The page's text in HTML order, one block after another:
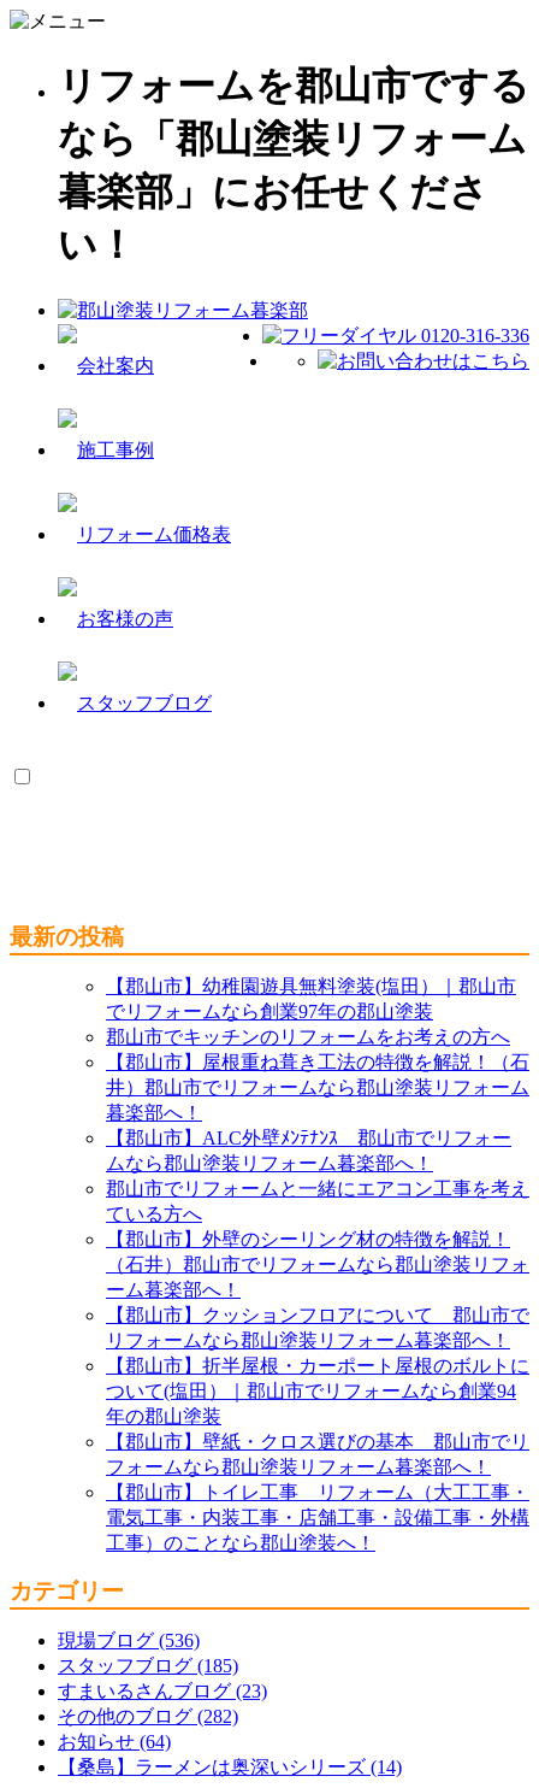
リフォームを郡山市でする
なら「郡山塗装リフォーム
暮楽部」にお任せくださ
い！
最新の投稿
【郡山市】幼稚園遊具無料塗装(塩田）｜郡山市
でリフォームなら創業97年の郡山塗装
郡山市でキッチンのリフォームをお考えの方へ
【郡山市】屋根重ね葺き工法の特徴を解説！（石
井）郡山市でリフォームなら郡山塗装リフォーム
暮楽部へ！
【郡山市】ALC外壁ﾒﾝﾃﾅﾝｽ 郡山市でリフォー
ムなら郡山塗装リフォーム暮楽部へ！
郡山市でリフォームと一緒にエアコン工事を考え
ている方へ
【郡山市】外壁のシーリング材の特徴を解説！
（石井）郡山市でリフォームなら郡山塗装リフォ
ーム暮楽部へ！
【郡山市】クッションフロアについて 郡山市で
リフォームなら郡山塗装リフォーム暮楽部へ！
【郡山市】折半屋根・カーポート屋根のボルトに
ついて(塩田）｜郡山市でリフォームなら創業94
年の郡山塗装
【郡山市】壁紙・クロス選びの基本 郡山市でリ
フォームなら郡山塗装リフォーム暮楽部へ！
【郡山市】トイレ工事 リフォーム（大工工事・
電気工事・内装工事・店舗工事・設備工事・外構
工事）のことなら郡山塗装へ！
カテゴリー
現場ブログ (536)
スタッフブログ (185)
すまいるさんブログ (23)
その他のブログ (282)
お知らせ (64)
【桑島】ラーメンは奥深いシリーズ (14)